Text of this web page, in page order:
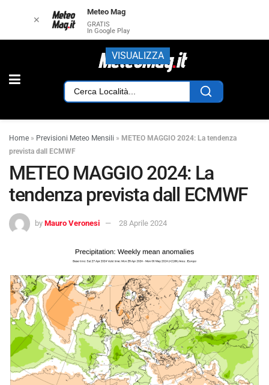
Home » Previsioni Meteo Mensili » METEO MAGGIO 2024: La tendenza
prevista dall ECMWF
METEO MAGGIO 2024: La
tendenza prevista dall ECMWF
by Mauro Veronesi 28 Aprile 2024
✕
Meteo Mag
GRATIS
In Google Play
VISUALIZZA